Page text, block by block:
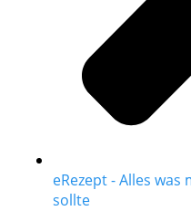
eRezept - Alles was
sollte